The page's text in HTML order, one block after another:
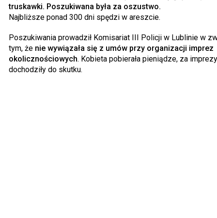
truskawki. Poszukiwana była za oszustwo.
Najbliższe ponad 300 dni spędzi w areszcie.
Poszukiwania prowadził Komisariat III Policji w Lublinie w
tym, że nie wywiązała się z umów przy organizacji imprez
okolicznościowych. Kobieta pobierała pieniądze, za
dochodziły do skutku.